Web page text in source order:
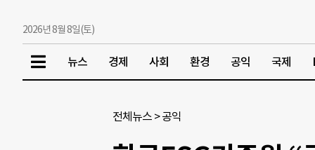
2026년 8월 8일(토)
뉴스 경제 사회 환경 공익 국제
전체뉴스 >공익